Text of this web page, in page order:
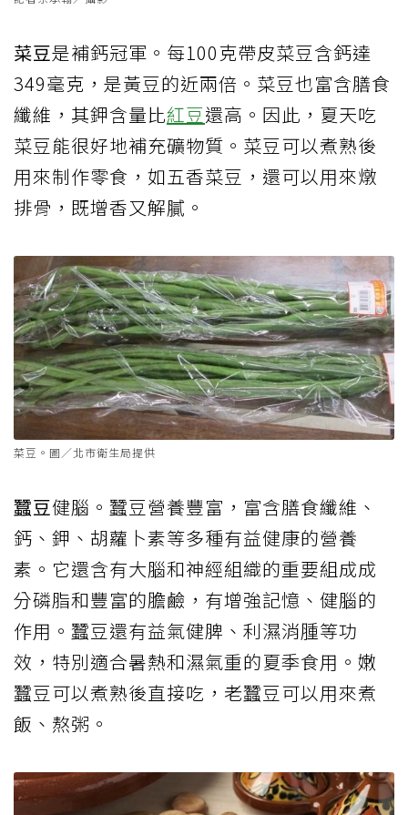
菜豆是補鈣冠軍。每100克帶皮菜豆含鈣達
349毫克，是黃豆的近兩倍。菜豆也富含膳食
纖維，其鉀含量比紅豆還高。因此，夏天吃
菜豆能很好地補充礦物質。菜豆可以煮熟後
用來制作零食，如五香菜豆，還可以用來燉
排骨，既增香又解膩。
菜豆。圖／北市衛生局提供
蠶豆健腦。蠶豆營養豐富，富含膳食纖維、
鈣、鉀、胡蘿卜素等多種有益健康的營養
素。它還含有大腦和神經組織的重要組成成
分磷脂和豐富的膽鹼，有增強記憶、健腦的
作用。蠶豆還有益氣健脾、利濕消腫等功
效，特別適合暑熱和濕氣重的夏季食用。嫩
蠶豆可以煮熟後直接吃，老蠶豆可以用來煮
飯、熬粥。